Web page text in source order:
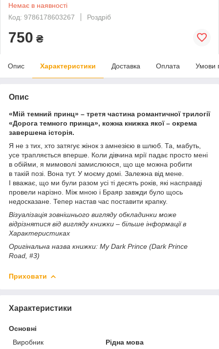
Немає в наявності
Код: 9786178603267
Роздріб
750 ₴
Опис Характеристики Доставка Оплата Умови
Опис
«Мій темний принц» – третя частина романтичної трилогії
«Дорога темного принца», кожна книжка якої – окрема
завершена історія.
Я не з тих, хто затягує жінок з амнезією в шлюб. Та, мабуть,
усе трапляється вперше. Коли дівчина мрії падає просто мені
в обійми, я мимоволі замислююся, що ще можна робити
в такій позі. Вона тут. У моєму домі. Залежна від мене.
І вважає, що ми були разом усі ті десять років, які насправді
провели нарізно. Між мною і Браяр завжди було щось
недосказане. Тепер настав час поставити крапку.
Візуалізація зовнішнього вигляду обкладинки може
відрізнятися від вигляду книжки – більше інформації в
Характеристиках
Оригінальна назва книжки: My Dark Prince (Dark Prince
Road, #3)
Приховати
Характеристики
Основні
Виробник
Рідна мова